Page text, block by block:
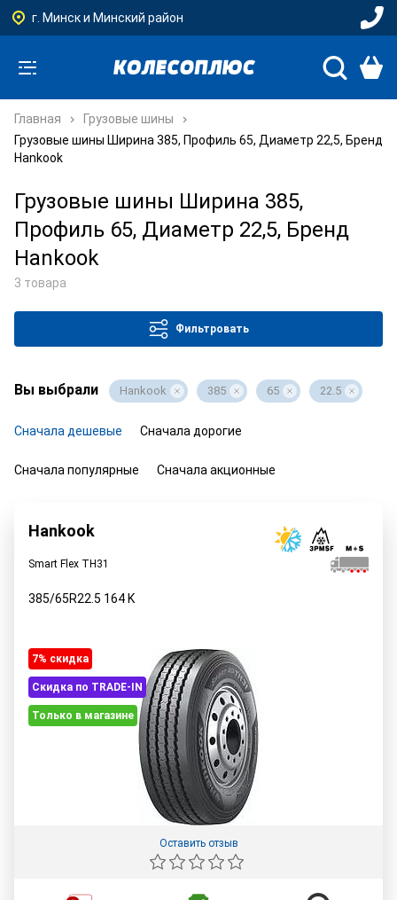
г. Минск и Минский район
Главная
Грузовые шины
Грузовые шины Ширина 385, Профиль 65, Диаметр 22,5, Бренд
Hankook
Грузовые шины Ширина 385,
Профиль 65, Диаметр 22,5, Бренд
Hankook
3 товара
Фильтровать
Вы выбрали Hankook 385 65 22.5
Сначала дешевые Сначала дорогие
Сначала популярные Сначала акционные
Hankook
Smart Flex TH31
385/65R22.5 164 K
7% cкидка
Скидка по TRADE-IN
Только в магазине
Оставить отзыв